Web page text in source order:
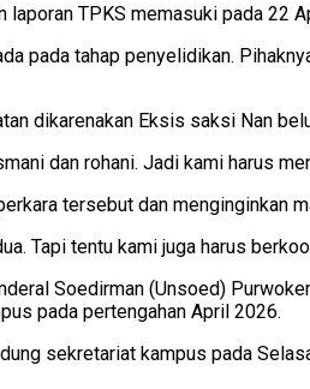
TPKS memasuki pada 22
pada tahap penyelidikan.
dikarenakan Eksis saksi Nan
dan rohani. Jadi kami harus
tersebut dan menginginkan
Tapi tentu kami juga harus
Soedirman (Unsoed)
pada pertengahan April 2026.
sekretariat kampus pada